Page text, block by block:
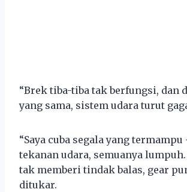
“Brek tiba-tiba tak berfungsi, dan
yang sama, sistem udara turut
“Saya cuba segala yang
tekanan udara, semuanya
tak memberi tindak balas, gear
ditukar.